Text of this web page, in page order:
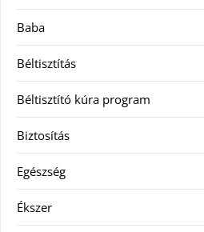
Baba
Béltisztítás
Béltisztító kúra program
Biztosítás
Egészség
Ékszer